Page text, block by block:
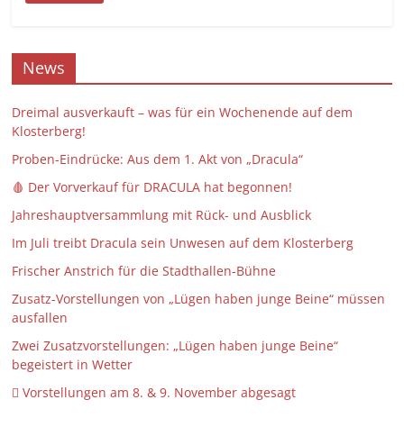
News
Dreimal ausverkauft – was für ein Wochenende auf dem
Klosterberg!
Proben-Eindrücke: Aus dem 1. Akt von „Dracula“
🩸 Der Vorverkauf für DRACULA hat begonnen!
Jahreshauptversammlung mit Rück- und Ausblick
Im Juli treibt Dracula sein Unwesen auf dem Klosterberg
Frischer Anstrich für die Stadthallen-Bühne
Zusatz-Vorstellungen von „Lügen haben junge Beine“ müssen
ausfallen
Zwei Zusatzvorstellungen: „Lügen haben junge Beine“
begeistert in Wetter
 Vorstellungen am 8. & 9. November abgesagt